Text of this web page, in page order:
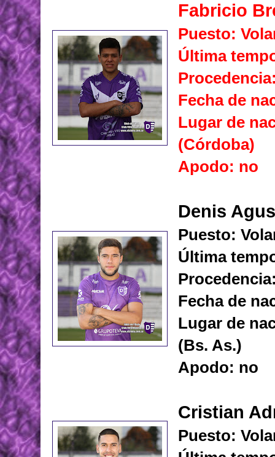
Fabricio
Puesto:
Última
Fecha de
Lugar de
(Córdoba)
Apodo: no
Denis
Puesto:
Última
Fecha de
Lugar de
(Bs. As.)
Apodo: no
Cristian
Puesto: